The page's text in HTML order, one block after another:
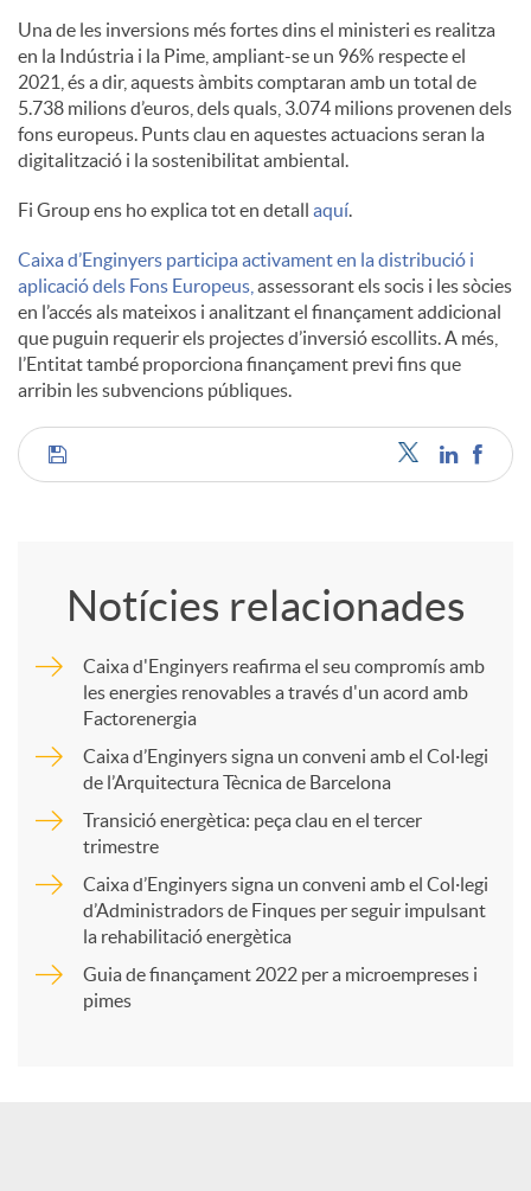
Una de les inversions més fortes dins el ministeri es realitza
en la Indústria i la Pime, ampliant-se un 96% respecte el
2021, és a dir, aquests àmbits comptaran amb un total de
5.738 milions d’euros, dels quals, 3.074 milions provenen dels
fons europeus. Punts clau en aquestes actuacions seran la
digitalització i la sostenibilitat ambiental.
Fi Group ens ho explica tot en detall aquí
Caixa d’Enginyers participa activament en la distribució i
aplicació dels Fons Europeus, assessorant els socis i les sòcies
en l’accés als mateixos i analitzant el finançament addicional
que puguin requerir els projectes d’inversió escollits. A més,
l’Entitat també proporciona finançament previ fins que
arribin les subvencions públiques.
C
r
Notícies relacionades
Caixa d'Enginyers reafirma el seu compromís amb
les energies renovables a través d'un acord amb
Factorenergia
Caixa d’Enginyers signa un conveni amb el Col·legi
de l’Arquitectura Tècnica de Barcelona
Transició energètica: peça clau en el tercer
trimestre
Caixa d’Enginyers signa un conveni amb el Col·legi
d’Administradors de Finques per seguir impulsant
la rehabilitació energètica
Guia de finançament 2022 per a microempreses i
pimes